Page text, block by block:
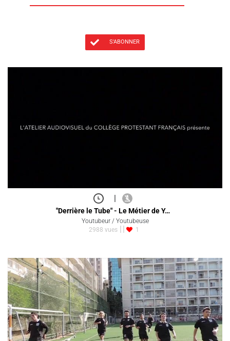
S'ABONNER
|
"Derrière le Tube" - Le Métier de Y…
Youtubeur / Youtubeuse
2988 vues
1